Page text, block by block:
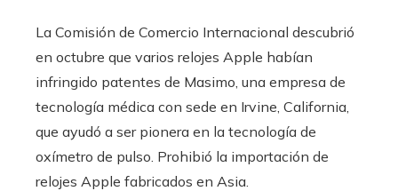
La Comisión de Comercio Internacional descubrió
en octubre que varios relojes Apple habían
infringido patentes de Masimo, una empresa de
tecnología médica con sede en Irvine, California,
que ayudó a ser pionera en la tecnología de
oxímetro de pulso. Prohibió la importación de
relojes Apple fabricados en Asia.